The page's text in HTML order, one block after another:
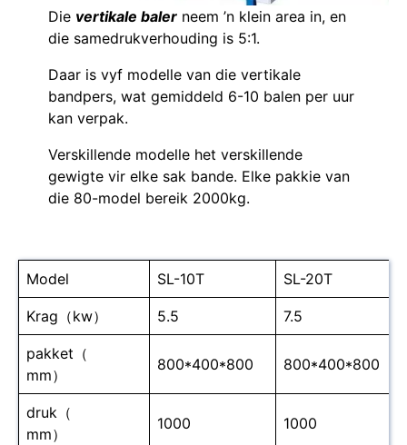
Die vertikale balerneem ’n klein area in, en
die samedrukverhouding is 5:1.
Daar is vyf modelle van die vertikale
bandpers, wat gemiddeld 6-10 balen per uur
kan verpak.
Verskillende modelle het verskillende
gewigte vir elke sak bande. Elke pakkie van
die 80-model bereik 2000kg.
Model SL-10T SL-20T
Krag（kw） 5.5 7.5
pakket（
mm）
800*400*800 800*400*800
druk（
mm）
1000 1000